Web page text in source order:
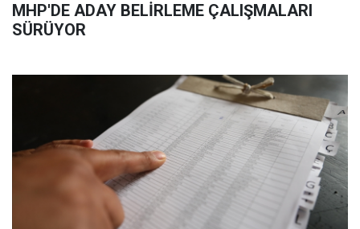
MHP'DE ADAY BELİRLEME ÇALIŞMALARI
SÜRÜYOR